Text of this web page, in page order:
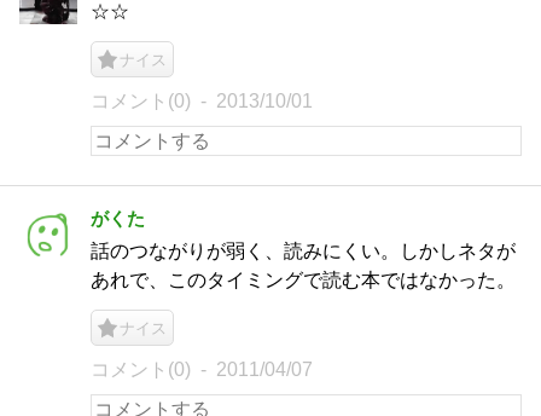
☆☆
ナイス
コメント(0) 2013/10/01
がくた
話のつながりが弱く、読みにくい。しかしネタが
あれで、このタイミングで読む本ではなかった。
ナイス
コメント(0) 2011/04/07